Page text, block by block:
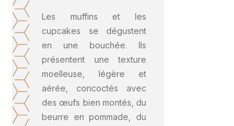
Les muffins et les
cupcakes se dégustent
en une bouchée. Ils
présentent une texture
moelleuse, légère et
aérée, concoctés avec
des œufs bien montés, du
beurre en pommade, du